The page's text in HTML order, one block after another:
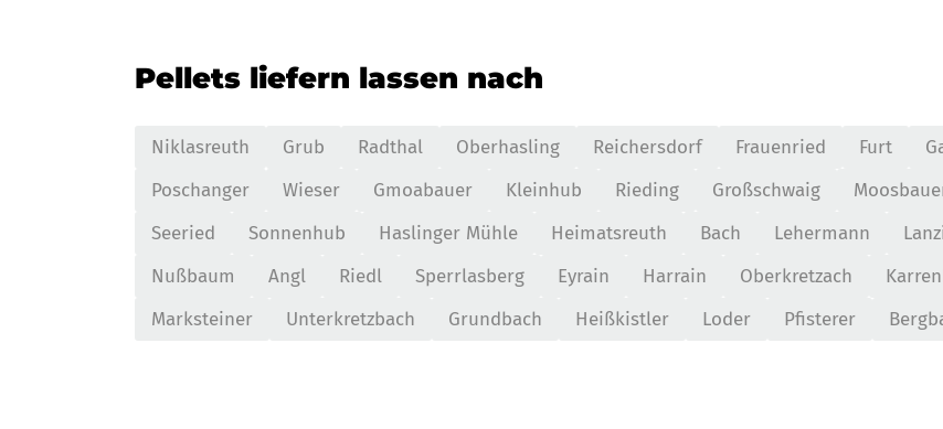
Pellets liefern lassen nach
Niklasreuth Grub Radthal Oberhasling Reichersdorf Frauenried Furt
Poschanger
Wieser Gmoabauer Kleinhub Rieding Großschwaig
Seeried
Sonnenhub Haslinger Mühle Heimatsreuth Bach Lehermann
Nußbaum
Angl Riedl Sperrlasberg Eyrain Harrain Oberkretzach
Marksteiner
Unterkretzbach Grundbach Heißkistler Loder Pfisterer